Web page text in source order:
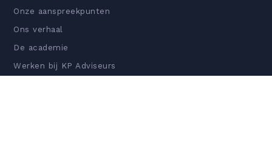
Onze aanspreekpunten
Ons verhaal
De academie
Werken bij KP Adviseurs